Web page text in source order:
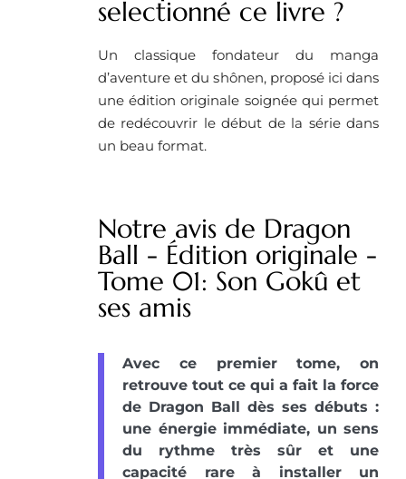
selectionné ce livre ?
Un classique fondateur du manga
d’aventure et du shônen, proposé ici dans
une édition originale soignée qui permet
de redécouvrir le début de la série dans
un beau format.
Notre avis de Dragon
Ball - Édition originale -
Tome 01: Son Gokû et
ses amis
Avec ce premier tome, on
retrouve tout ce qui a fait la force
de Dragon Ball dès ses débuts :
une énergie immédiate, un sens
du rythme très sûr et une
capacité rare à installer un